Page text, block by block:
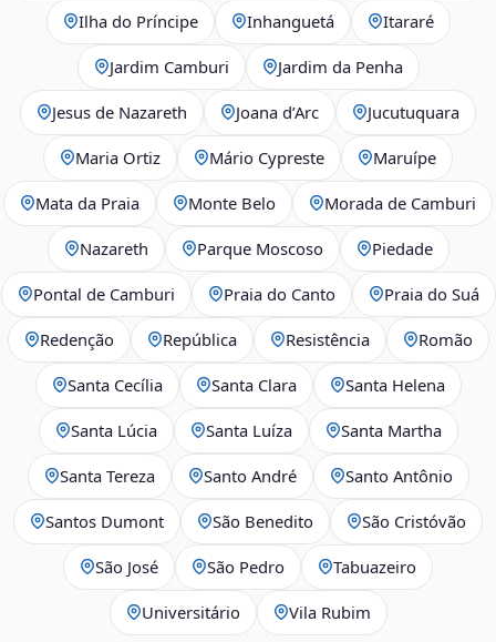
Ilha do Príncipe Inhanguetá Itararé
Jardim Camburi Jardim da Penha
Jesus de Nazareth Joana d’Arc Jucutuquara
Maria Ortiz Mário Cypreste Maruípe
Mata da Praia Monte Belo Morada de Camburi
Nazareth Parque Moscoso Piedade
Pontal de Camburi Praia do Canto Praia do Suá
Redenção República Resistência Romão
Santa Cecília Santa Clara Santa Helena
Santa Lúcia Santa Luíza Santa Martha
Santa Tereza Santo André Santo Antônio
Santos Dumont São Benedito São Cristóvão
São José São Pedro Tabuazeiro
Universitário Vila Rubim